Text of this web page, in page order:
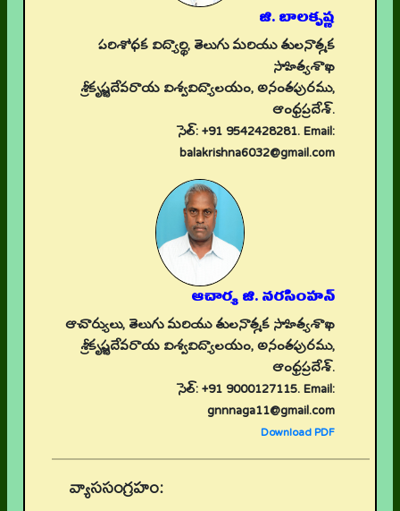
జి. బాలకృష్ణ
పరిశోధక విద్యార్థి, తెలుగు మరియు తులనాత్మక
సాహిత్యశాఖ
శ్రీకృష్ణదేవరాయ విశ్వవిద్యాలయం, అనంతపురము,
ఆంధ్రప్రదేశ్.
సెల్: +91 9542428281. Email:
balakrishna6032@gmail.com
ఆచార్య జి. నరసింహన్
ఆచార్యులు, తెలుగు మరియు తులనాత్మక సాహిత్యశాఖ
శ్రీకృష్ణదేవరాయ విశ్వవిద్యాలయం, అనంతపురము,
ఆంధ్రప్రదేశ్.
సెల్: +91 9000127115. Email:
gnnnaga11@gmail.com
Download PDF
వ్యాససంగ్రహం: